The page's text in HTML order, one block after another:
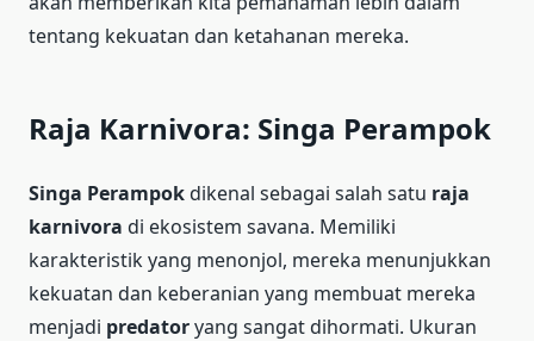
tentang kekuatan dan ketahanan mereka.
Raja Karnivora: Singa Perampok
Singa Perampokdikenal sebagai salah satu raja
karnivora di ekosistem savana. Memiliki
karakteristik yang menonjol, mereka menunjukkan
kekuatan dan keberanian yang membuat mereka
menjadi predatoryang sangat dihormati. Ukuran